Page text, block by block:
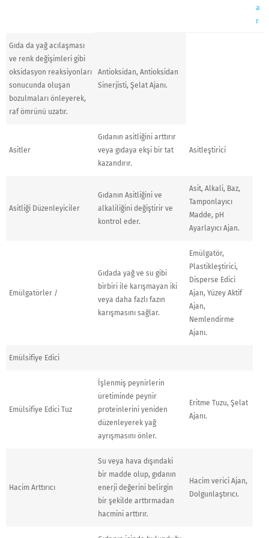
a
r
Gıda da yağ acılaşması
ve renk değişimleri gibi
oksidasyon reaksiyonları
sonucunda oluşan
bozulmaları önleyerek,
raf ömrünü uzatır.
Antioksidan, Antioksidan
Sinerjisti, Şelat Ajanı.
Asitler
Gıdanın asitliğini arttırır
veya gıdaya ekşi bir tat
kazandırır.
Asitleştirici
Asitliği Düzenleyiciler
Gıdanın Asitliğini ve
alkaliliğini değiştirir ve
kontrol eder.
Asit, Alkali, Baz,
Tamponlayıcı
Madde, pH
Ayarlayıcı Ajan.
Emülgatörler /
Gıdada yağ ve su gibi
birbiri ile karışmayan iki
veya daha fazlı fazın
karışmasını sağlar.
Emülgatör,
Plastikleştirici,
Disperse Edici
Ajan, Yüzey Aktif
Ajan,
Nemlendirme
Ajanı.
Emülsifiye Edici
Emülsifiye Edici Tuz
İşlenmiş peynirlerin
üretiminde peynir
proteinlerini yeniden
düzenleyerek yağ
ayrışmasını önler.
Eritme Tuzu, Şelat
Ajanı.
Hacim Arttırıcı
Su veya hava dışındaki
bir madde olup, gıdanın
enerji değerini belirgin
bir şekilde arttırmadan
hacmini arttırır.
Hacim verici Ajan,
Dolgunlaştırıcı.